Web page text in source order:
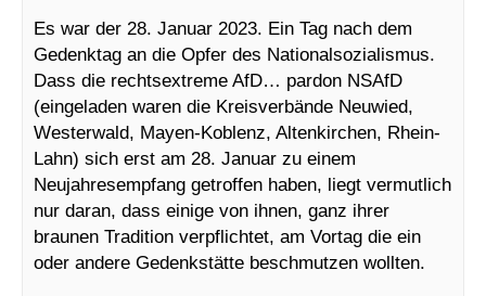
Es war der 28. Januar 2023. Ein Tag nach dem
Gedenktag an die Opfer des Nationalsozialismus.
Dass die rechtsextreme AfD… pardon NSAfD
(eingeladen waren die Kreisverbände Neuwied,
Westerwald, Mayen-Koblenz, Altenkirchen, Rhein-
Lahn) sich erst am 28. Januar zu einem
Neujahresempfang getroffen haben, liegt vermutlich
nur daran, dass einige von ihnen, ganz ihrer
braunen Tradition verpflichtet, am Vortag die ein
oder andere Gedenkstätte beschmutzen wollten.